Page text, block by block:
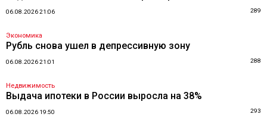
06.08.2026 21:06 289
Экономика
Рубль снова ушел в депрессивную зону
06.08.2026 21:01 288
Недвижимость
Выдача ипотеки в России выросла на 38%
06.08.2026 19:50 293